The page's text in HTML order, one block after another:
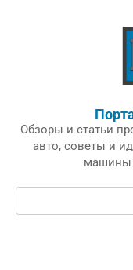
Обзоры и статьи
авто, советы и
машины
Поиск: